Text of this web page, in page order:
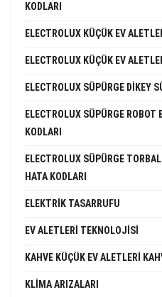
KODLARI
ELECTROLUX KÜÇÜK EV
ELECTROLUX KÜÇÜK EV
ELECTROLUX SÜPÜRGE DIKEY
ELECTROLUX SÜPÜRGE
KODLARI
ELECTROLUX SÜPÜRGE
HATA KODLARI
ELEKTRIK TASARRUFU
EV ALETLERI TEKNOLOJISI
KAHVE KÜÇÜK EV ALETLERI
KLIMA ARIZALARI